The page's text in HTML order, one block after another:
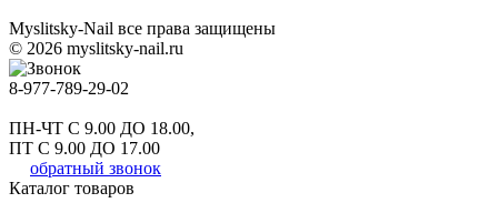
Myslitsky-Nail все права защищены
© 2026 myslitsky-nail.ru
8-977-789-29-02
ПН-ЧТ С 9.00 ДО 18.00,
ПТ С 9.00 ДО 17.00
обратный звонок
Каталог товаров